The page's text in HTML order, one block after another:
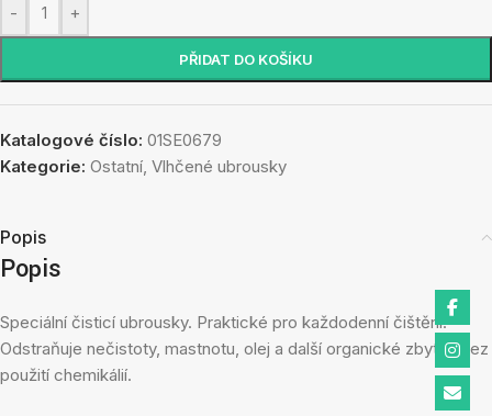
- +
PŘIDAT DO KOŠÍKU
Katalogové číslo: 01SE0679
Kategorie: Ostatní, Vlhčené ubrousky
Popis
Popis
Speciální čisticí ubrousky. Praktické pro každodenní čištění.
Odstraňuje nečistoty, mastnotu, olej a další organické zbytky bez
použití chemikálií.